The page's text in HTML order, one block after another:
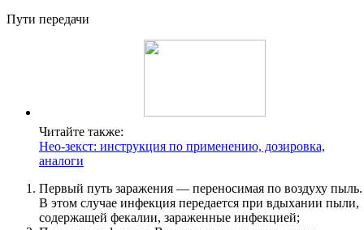
Пути передачи
Читайте также:
Нео-зекст: инструкция по применению, дозировка,
аналоги
Первый путь заражения — переносимая по воздуху пыль.
В этом случае инфекция передается при вдыхании пыли,
содержащей фекалии, зараженные инфекцией;